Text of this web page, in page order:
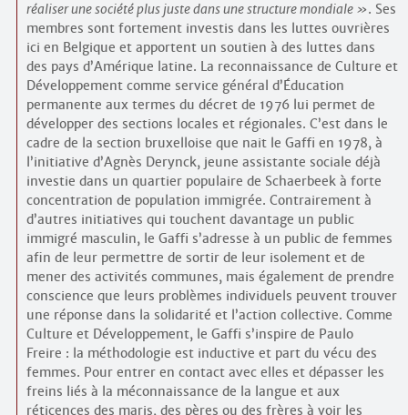
réaliser une société plus juste dans une structure mondiale
. Ses
membres sont fortement investis dans les luttes ouvrières
ici en Belgique et apportent un soutien à des luttes dans
des pays d’Amérique latine. La reconnaissance de Culture et
Développement comme service général d’Éducation
permanente aux termes du décret de 1976 lui permet de
développer des sections locales et régionales. C’est dans le
cadre de la section bruxelloise que nait le Gaffi en 1978, à
l’initiative d’Agnès Derynck, jeune assistante sociale déjà
investie dans un quartier populaire de Schaerbeek à forte
concentration de population immigrée. Contrairement à
d’autres initiatives qui touchent davantage un public
immigré masculin, le Gaffi s’adresse à un public de femmes
afin de leur permettre de sortir de leur isolement et de
mener des activités communes, mais également de prendre
conscience que leurs problèmes individuels peuvent trouver
une réponse dans la solidarité et l’action collective. Comme
Culture et Développement, le Gaffi s’inspire de Paulo
Freire : la méthodologie est inductive et part du vécu des
femmes. Pour entrer en contact avec elles et dépasser les
freins liés à la méconnaissance de la langue et aux
réticences des maris, des pères ou des frères à voir les